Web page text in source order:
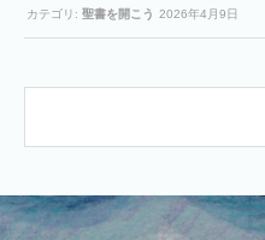
カテゴリ: 聖書を開こう 2026年4月9日